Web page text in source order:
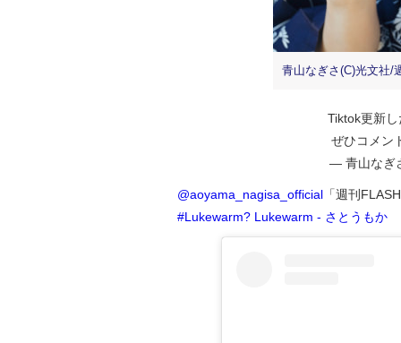
青山なぎさ(C)光文社
Tiktok更新
ぜひコメン
— 青山なぎ
@aoyama_nagisa_official 「週刊
#Lukewarm? Lukewarm - さとうもか